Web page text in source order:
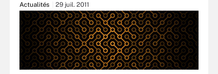
Actualités 29 juil. 2011